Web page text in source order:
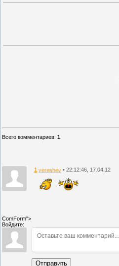
Всего комментариев: 1
1 vereshev • 22:12:46, 17.04.12
ComForm">
Войдите:
Отправить